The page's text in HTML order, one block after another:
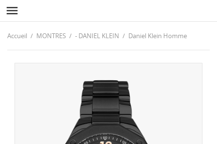

Accueil MONTRES - DANIEL KLEIN Daniel Klein Homme